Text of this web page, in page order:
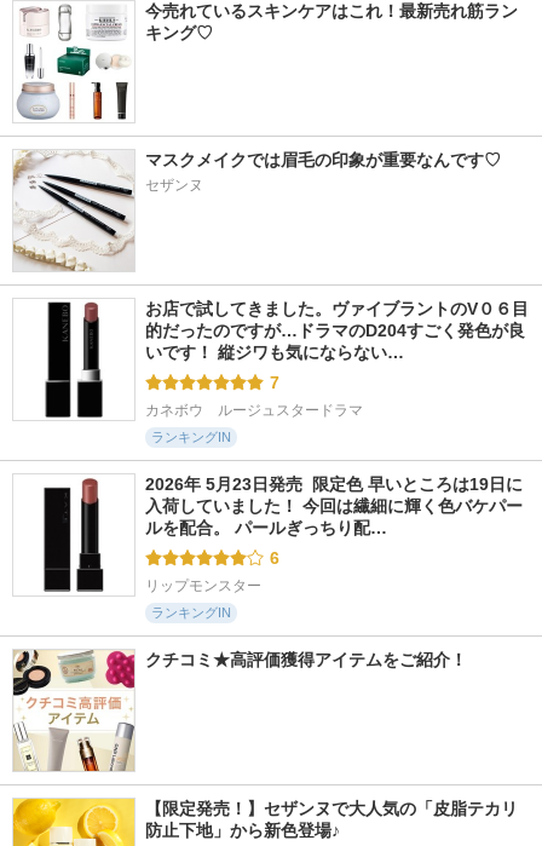
今売れているスキンケアはこれ！最新売れ筋ラン
キング♡
マスクメイクでは眉毛の印象が重要なんです♡
セザンヌ
お店で試してきました。ヴァイブラントのV０６目
的だったのですが…ドラマのD204すごく発色が良
いです！ 縦ジワも気にならない…
7
カネボウ　ルージュスタードラマ
ランキングIN
2026年 5月23日発売  限定色 早いところは19日に
入荷していました！ 今回は繊細に輝く色バケパー
ルを配合。 パールぎっちり配…
6
リップモンスター
ランキングIN
クチコミ★高評価獲得アイテムをご紹介！
【限定発売！】セザンヌで大人気の「皮脂テカリ
防止下地」から新色登場♪